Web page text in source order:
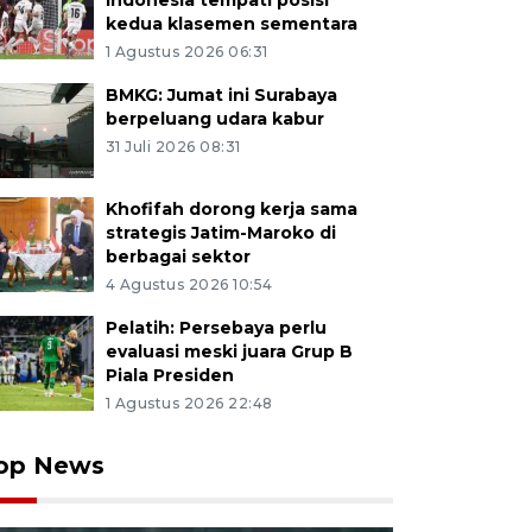
kedua klasemen sementara
1 Agustus 2026 06:31
BMKG: Jumat ini Surabaya
berpeluang udara kabur
31 Juli 2026 08:31
Khofifah dorong kerja sama
strategis Jatim-Maroko di
berbagai sektor
4 Agustus 2026 10:54
Pelatih: Persebaya perlu
evaluasi meski juara Grup B
Piala Presiden
1 Agustus 2026 22:48
News